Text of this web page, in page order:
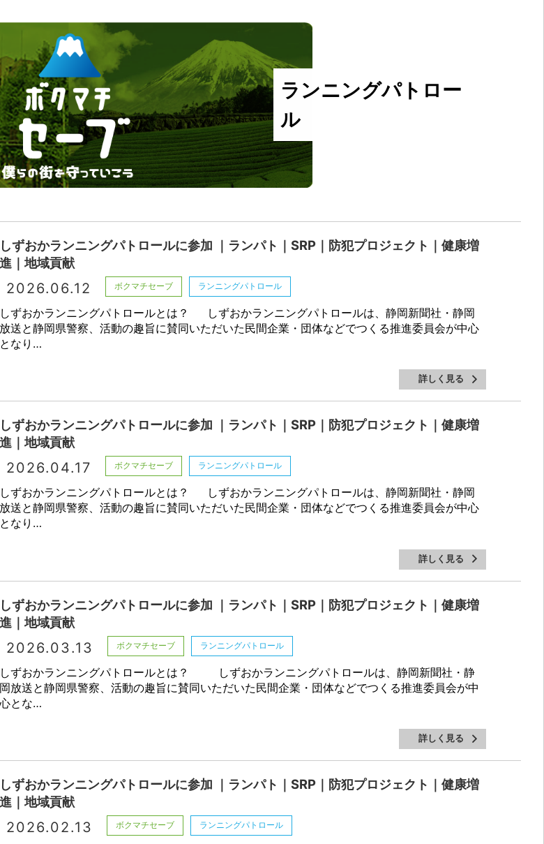
ランニングパトロー
ル
しずおかランニングパトロールに参加 ｜ランパト｜SRP｜防犯プロジェクト｜健康増
進｜地域貢献
2026.06.12 ボクマチセーブ ランニングパトロール
しずおかランニングパトロールとは？ しずおかランニングパトロールは、静岡新聞社・静岡
放送と静岡県警察、活動の趣旨に賛同いただいた民間企業・団体などでつくる推進委員会が中心
となり…
詳しく見る
しずおかランニングパトロールに参加 ｜ランパト｜SRP｜防犯プロジェクト｜健康増
進｜地域貢献
2026.04.17 ボクマチセーブ ランニングパトロール
しずおかランニングパトロールとは？ しずおかランニングパトロールは、静岡新聞社・静岡
放送と静岡県警察、活動の趣旨に賛同いただいた民間企業・団体などでつくる推進委員会が中心
となり…
詳しく見る
しずおかランニングパトロールに参加 ｜ランパト｜SRP｜防犯プロジェクト｜健康増
進｜地域貢献
2026.03.13 ボクマチセーブ ランニングパトロール
しずおかランニングパトロールとは？ しずおかランニングパトロールは、静岡新聞社・静
岡放送と静岡県警察、活動の趣旨に賛同いただいた民間企業・団体などでつくる推進委員会が中
心とな…
詳しく見る
しずおかランニングパトロールに参加 ｜ランパト｜SRP｜防犯プロジェクト｜健康増
進｜地域貢献
2026.02.13 ボクマチセーブ ランニングパトロール